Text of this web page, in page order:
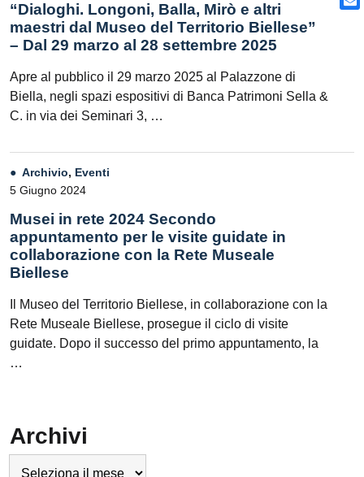
“Dialoghi. Longoni, Balla, Mirò e altri
maestri dal Museo del Territorio Biellese”
– Dal 29 marzo al 28 settembre 2025
Apre al pubblico il 29 marzo 2025 al Palazzone di
Biella, negli spazi espositivi di Banca Patrimoni Sella &
C. in via dei Seminari 3, …
Archivio, Eventi
5 Giugno 2024
Musei in rete 2024 Secondo
appuntamento per le visite guidate in
collaborazione con la Rete Museale
Biellese
Il Museo del Territorio Biellese, in collaborazione con la
Rete Museale Biellese, prosegue il ciclo di visite
guidate. Dopo il successo del primo appuntamento, la
…
Archivi